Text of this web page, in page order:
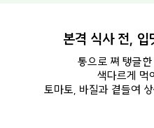
본격 식사 전, 입
통으로 쪄 탱글
색다르게 먹
토마토, 바질과 곁들여